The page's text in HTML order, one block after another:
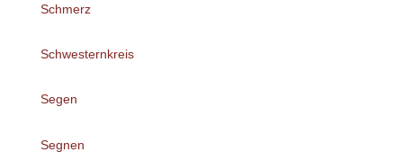
Schmerz
Schwesternkreis
Segen
Segnen